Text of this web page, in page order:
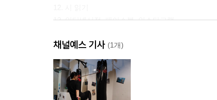
13. 인터넷서점, 페이스북, 인스타그램
15. 좋아하는 작가가 있다는 것만으로
16. 책과 술
17. 읽기 싫으면 그만 읽기
18. 책의 쓸모
19. 도서관의 책들
채널예스 기사 (1개)